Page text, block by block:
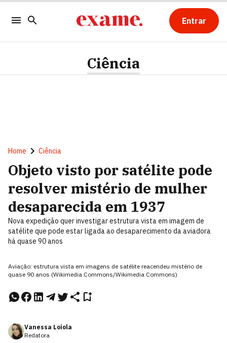
Entrar
Ciência
Home Ciência
Objeto visto por satélite pode
resolver mistério de mulher
desaparecida em 1937
Nova expedição quer investigar estrutura vista em imagem de
satélite que pode estar ligada ao desaparecimento da aviadora
há quase 90 anos
Aviação: estrutura vista em imagens de satélite reacendeu mistério de
quase 90 anos (Wikimedia Commons/Wikimedia Commons)
Vanessa Loiola
Redatora